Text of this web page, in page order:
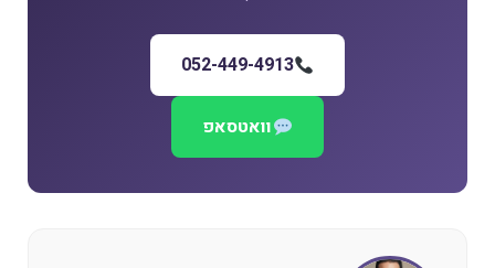
052-449-4913
וואטסאפ